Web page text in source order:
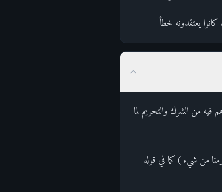
يعتقدونه خطأ
فيه من الشرك والتحريم لما
من شيء ) كما في قوله